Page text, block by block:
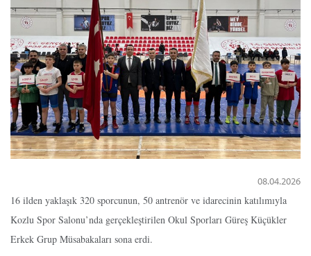
08.04.2026
16 ilden yaklaşık 320 sporcunun, 50 antrenör ve idarecinin katılımıyla
Kozlu Spor Salonu’nda gerçekleştirilen Okul Sporları Güreş Küçükler
Erkek Grup Müsabakaları sona erdi.
Kredi/Yurt E-
Ödeme